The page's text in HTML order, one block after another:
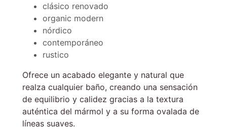
clásico renovado
organic modern
nórdico
contemporáneo
rustico
Ofrece un acabado elegante y natural que
realza cualquier baño, creando una sensación
de equilibrio y calidez gracias a la textura
auténtica del mármol y a su forma ovalada de
líneas suaves.